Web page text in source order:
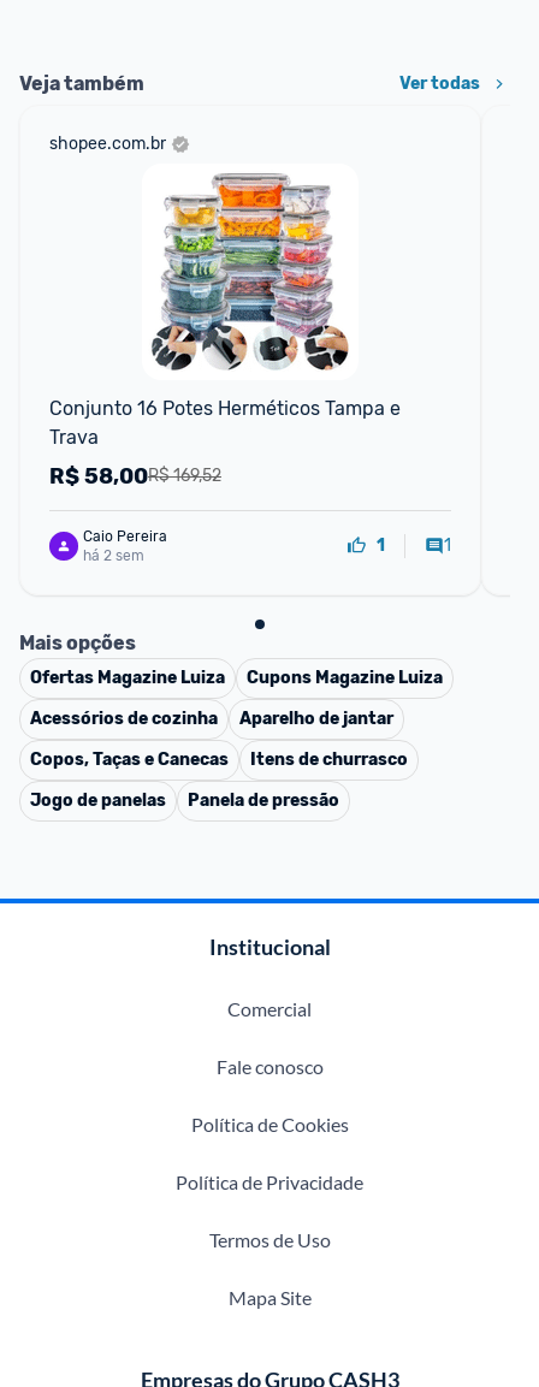
Veja também Ver todas
shopee.com.br
Conjunto 16 Potes Herméticos Tampa e
Trava
R$ 169,52
R$58,00
Caio Pereira
há 2 sem
1 1
Mais opções
Ofertas Magazine Luiza Cupons Magazine Luiza
Acessórios de cozinha
Aparelho de jantar
Copos, Taças e Canecas
Itens de churrasco
Jogo de panelas
Panela de pressão
Institucional
Comercial
Fale conosco
Política de Cookies
Política de Privacidade
Termos de Uso
Mapa Site
Empresas do Grupo CASH3